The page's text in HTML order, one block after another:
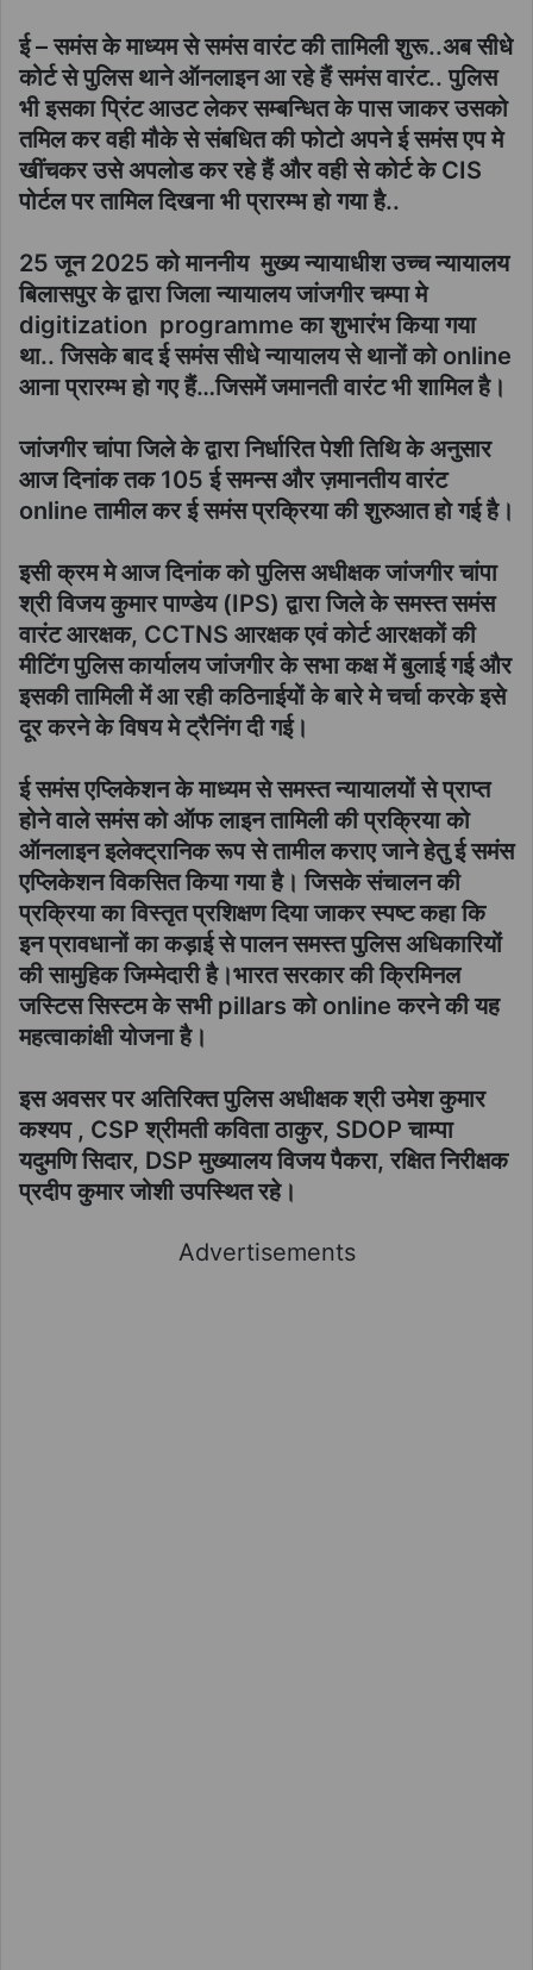
ई – समंस के माध्यम से समंस वारंट की तामिली शुरू..अब सीधे
कोर्ट से पुलिस थाने ऑनलाइन आ रहे हैं समंस वारंट.. पुलिस
भी इसका प्रिंट आउट लेकर सम्बन्धित के पास जाकर उसको
तमिल कर वही मौके से संबधित की फोटो अपने ई समंस एप मे
खींचकर उसे अपलोड कर रहे हैं और वही से कोर्ट के CIS
पोर्टल पर तामिल दिखना भी प्रारम्भ हो गया है..
25 जून 2025 को माननीय मुख्य न्यायाधीश उच्च न्यायालय
बिलासपुर के द्वारा जिला न्यायालय जांजगीर चम्पा मे
digitization programme का शुभारंभ किया गया
था.. जिसके बाद ई समंस सीधे न्यायालय से थानों को online
आना प्रारम्भ हो गए हैं…जिसमें जमानती वारंट भी शामिल है।
जांजगीर चांपा जिले के द्वारा निर्धारित पेशी तिथि के अनुसार
आज दिनांक तक 105 ई समन्स और ज़मानतीय वारंट
online तामील कर ई समंस प्रक्रिया की शुरुआत हो गई है।
इसी क्रम मे आज दिनांक को पुलिस अधीक्षक जांजगीर चांपा
श्री विजय कुमार पाण्डेय (IPS) द्वारा जिले के समस्त समंस
वारंट आरक्षक, CCTNS आरक्षक एवं कोर्ट आरक्षकों की
मीटिंग पुलिस कार्यालय जांजगीर के सभा कक्ष में बुलाई गई और
इसकी तामिली में आ रही कठिनाईयों के बारे मे चर्चा करके इसे
दूर करने के विषय मे ट्रैनिंग दी गई।
ई समंस एप्लिकेशन के माध्यम से समस्त न्यायालयों से प्राप्त
होने वाले समंस को ऑफ लाइन तामिली की प्रक्रिया को
ऑनलाइन इलेक्ट्रानिक रूप से तामील कराए जाने हेतु ई समंस
एप्लिकेशन विकसित किया गया है। जिसके संचालन की
प्रक्रिया का विस्तृत प्रशिक्षण दिया जाकर स्पष्ट कहा कि
इन प्रावधानों का कड़ाई से पालन समस्त पुलिस अधिकारियों
की सामुहिक जिम्मेदारी है।भारत सरकार की क्रिमिनल
जस्टिस सिस्टम के सभी pillars को online करने की यह
महत्वाकांक्षी योजना है।
इस अवसर पर अतिरिक्त पुलिस अधीक्षक श्री उमेश कुमार
कश्यप , CSP श्रीमती कविता ठाकुर, SDOP चाम्पा
यदुमणि सिदार, DSP मुख्यालय विजय पैकरा, रक्षित निरीक्षक
प्रदीप कुमार जोशी उपस्थित रहे।
Advertisements